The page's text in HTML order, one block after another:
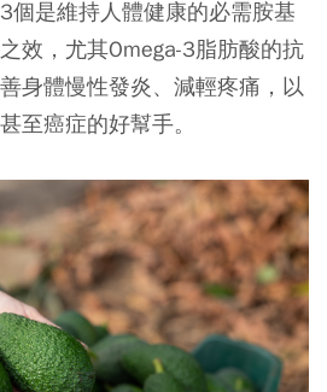
個是維持人體健康的必需胺基
效，尤其Omega-3脂肪酸的抗
身體慢性發炎、減輕疼痛，以
至癌症的好幫手。